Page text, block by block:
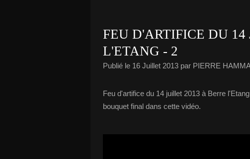
FEU D'ARTIFICE DU
L'ETANG - 2
Publié le 16 Juillet 2013 par PIERRE
Feu d'artifice du 14 juillet 2013 à Berre
bouquet final dans cette vidéo.